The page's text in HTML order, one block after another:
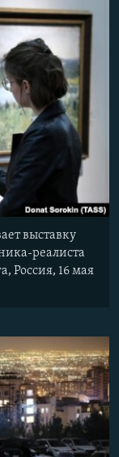
выставку
реалиста
Россия, 16 мая